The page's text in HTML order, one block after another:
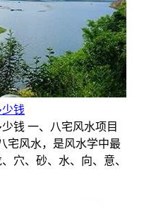
钱
钱 一、八宅风水项目
宅风水，是风水学中最
穴、砂、水、向、意、